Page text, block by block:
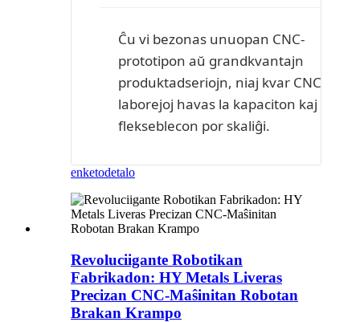
Ĉu vi bezonas unuopan CNC-
prototipon aŭ grandkvantajn
produktadseriojn, niaj kvar CNC-
laborejoj havas la kapaciton kaj
flekseblecon por skaliĝi.
enketodetalo
Revoluciigante Robotikan
Fabrikadon: HY Metals Liveras
Precizan CNC-Maŝinitan Robotan
Brakan Krampo